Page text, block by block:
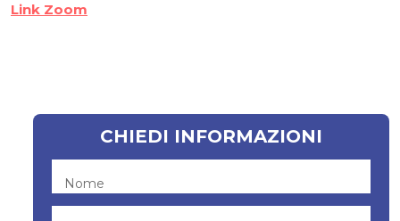
Link Zoom
CHIEDI INFORMAZIONI
Nome